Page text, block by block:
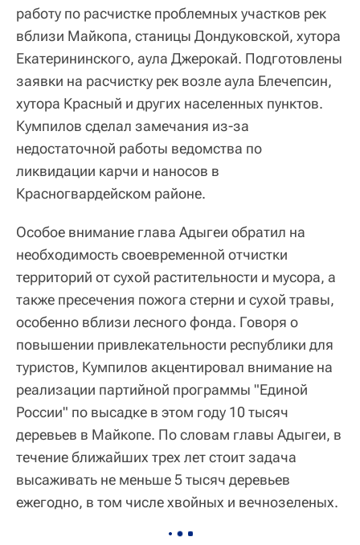
работу по расчистке проблемных участков рек
вблизи Майкопа, станицы Дондуковской, хутора
Екатерининского, аула Джерокай. Подготовлены
заявки на расчистку рек возле аула Блечепсин,
хутора Красный и других населенных пунктов.
Кумпилов сделал замечания из-за
недостаточной работы ведомства по
ликвидации карчи и наносов в
Красногвардейском районе.
Особое внимание глава Адыгеи обратил на
необходимость своевременной отчистки
территорий от сухой растительности и мусора, а
также пресечения пожога стерни и сухой травы,
особенно вблизи лесного фонда. Говоря о
повышении привлекательности республики для
туристов, Кумпилов акцентировал внимание на
реализации партийной программы "Единой
России" по высадке в этом году 10 тысяч
деревьев в Майкопе. По словам главы Адыгеи, в
течение ближайших трех лет стоит задача
высаживать не меньше 5 тысяч деревьев
ежегодно, в том числе хвойных и вечнозеленых.